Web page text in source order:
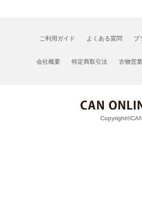
ご利用ガイド よくある質問 プ
会社概要 特定商取引法 古物営